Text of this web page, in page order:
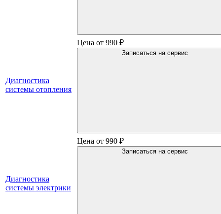
Диагностика
системы отопления
Цена от 990 ₽
Записаться на сервис
Диагностика
системы электрики
Цена от 990 ₽
Записаться на сервис